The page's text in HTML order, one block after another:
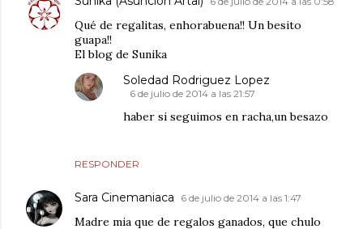
Qué de regalitas, enhorabuena!! Un besito
guapa!!
El blog de Sunika
RESPONDER
Soledad Rodriguez Lopez
6 de julio de 2014 a las 21:57
haber si seguimos en racha,un besazo
Sara Cinemaniaca 6 de julio de 2014 a las 1:47
Madre mia que de regalos ganados, que chulo